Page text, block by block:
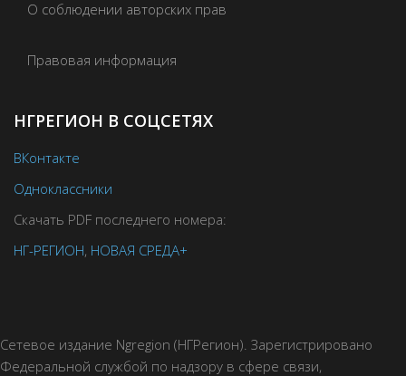
О соблюдении авторских прав
Правовая информация
НГРЕГИОН В СОЦСЕТЯХ
ВКонтакте
Одноклассники
Скачать PDF последнего номера:
НГ-РЕГИОН, НОВАЯ СРЕДА+
Сетевое издание Ngregion (НГРегион). Зарегистрировано
Федеральной службой по надзору в сфере связи,